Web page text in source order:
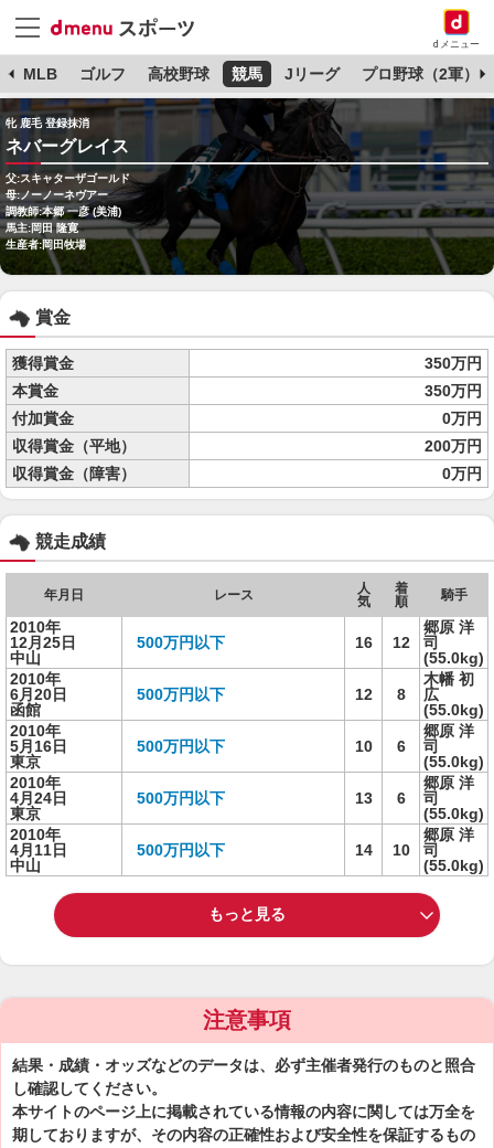
dメニュー
MLB ゴルフ 高校野球 競馬 Jリーグ プロ野球（2軍）
牝 鹿毛 登録抹消
ネバーグレイス
父:スキャターザゴールド
母:ノーノーネヴアー
調教師:本郷 一彦 (美浦)
馬主:岡田 隆寛
生産者:岡田牧場
賞金
獲得賞金
350万円
本賞金
350万円
付加賞金
0万円
収得賞金（平地）
200万円
収得賞金（障害）
0万円
競走成績
年月日 レース
人
気
着
順
騎手
2010年
12月25日
中山
500万円以下 16 12
郷原 洋
司
(55.0kg)
2010年
6月20日
函館
500万円以下 12 8
木幡 初
広
(55.0kg)
2010年
5月16日
東京
500万円以下 10 6
郷原 洋
司
(55.0kg)
2010年
4月24日
東京
500万円以下 13 6
郷原 洋
司
(55.0kg)
2010年
4月11日
中山
500万円以下 14 10
郷原 洋
司
(55.0kg)
もっと見る
注意事項
結果・成績・オッズなどのデータは、必ず主催者発行のものと照合
し確認してください。
本サイトのページ上に掲載されている情報の内容に関しては万全を
期しておりますが、その内容の正確性および安全性を保証するもの